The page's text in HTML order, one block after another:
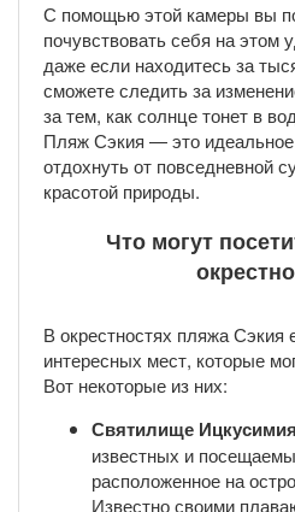
С помощью этой камеры вы
почувствовать себя на этом
даже если находитесь за
сможете следить за
за тем, как солнце тонет в
Пляж Сэкия — это
отдохнуть от повседневной
красотой природы.
Что могут
В окрестностях пляжа Сэкия
интересных мест, которые
Вот некоторые из них:
Святилище Ицкусимия
известных и
расположенное на
Известно своими